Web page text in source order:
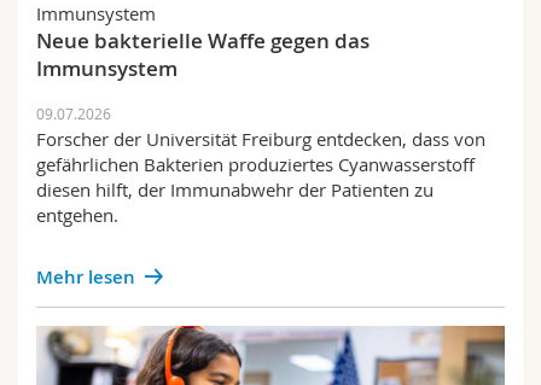
Immunsystem
Neue bakterielle Waffe gegen das
Immunsystem
09.07.2026
Forscher der Universität Freiburg entdecken, dass von
gefährlichen Bakterien produziertes Cyanwasserstoff
diesen hilft, der Immunabwehr der Patienten zu
entgehen.
Mehr lesen